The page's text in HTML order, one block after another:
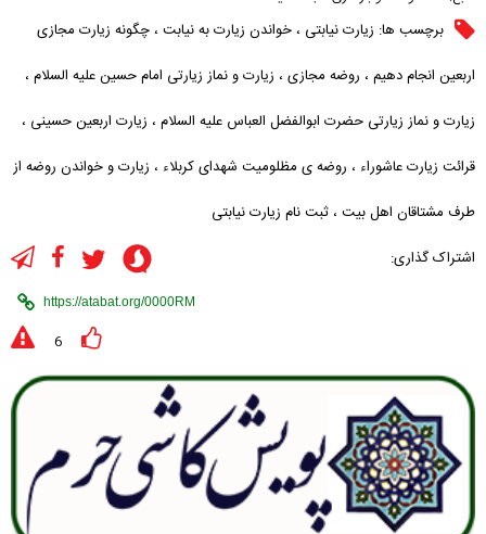
برچسب ها: زیارت نیابتی ، خواندن زیارت به نیابت ، چگونه زیارت مجازی
اربعین انجام دهیم ، روضه مجازی ، زیارت و نماز زیارتی امام حسین علیه السلام ،
زیارت و نماز زیارتی حضرت ابوالفضل العباس علیه السلام ، زیارت اربعین حسینی ،
قرائت زیارت عاشوراء ، روضه ی مظلومیت شهدای کربلاء ، زیارت و خواندن روضه از
طرف مشتاقان اهل بیت ، ثبت نام زیارت نیابتی
اشتراک گذاری:
6